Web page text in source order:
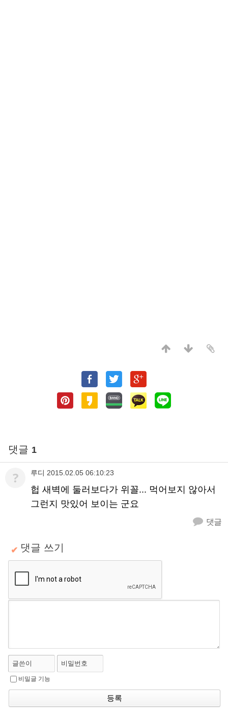
댓글 1
? 루디 2015.02.05 06:10:23
헙 새벽에 둘러보다가 위꼴... 먹어보지 않아서
그런지 맛있어 보이는 군요
댓글
✔ 댓글 쓰기
글쓴이 비밀번호
비밀글 기능